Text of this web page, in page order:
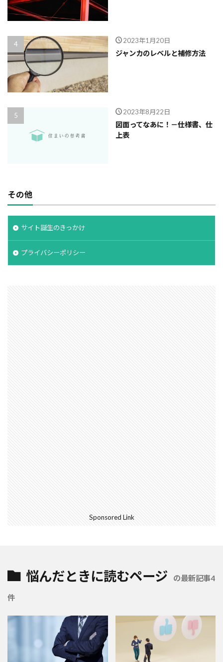
2023年1月20日
ジャンカのレベルと補修方法
2023年8月22日
図面ってなあに！－仕様書、仕
上表
その他
サイト誕生のきっかけ
プライバシーポリシー
Sponsored Link
悩んだときに読むページ の最新記事4
件